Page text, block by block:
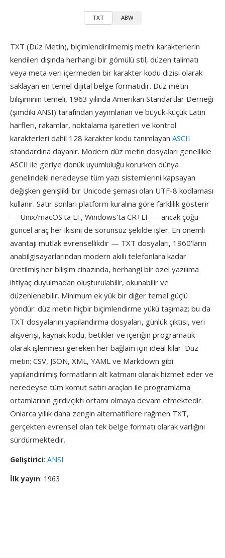
TXT ABW
TXT (Düz Metin), biçimlendirilmemiş metni karakterlerin
kendileri dışında herhangi bir gömülü stil, düzen talimatı
veya meta veri içermeden bir karakter kodu dizisi olarak
saklayan en temel dijital belge formatıdır. Düz metin
bilişiminin temeli, 1963 yılında Amerikan Standartlar Derneği
(şimdiki ANSI) tarafından yayımlanan ve büyük-küçük Latin
harfleri, rakamlar, noktalama işaretleri ve kontrol
karakterleri dahil 128 karakter kodu tanımlayan ASCII
standardına dayanır. Modern düz metin dosyaları genellikle
ASCII ile geriye dönük uyumluluğu korurken dünya
genelindeki neredeyse tüm yazı sistemlerini kapsayan
değişken genişlikli bir Unicode şeması olan UTF-8 kodlaması
kullanır. Satır sonları platform kuralına göre farklılık gösterir
— Unix/macOS'ta LF, Windows'ta CR+LF — ancak çoğu
güncel araç her ikisini de sorunsuz şekilde işler. En önemli
avantajı mutlak evrensellikdir — TXT dosyaları, 1960'ların
anabilgisayarlarından modern akıllı telefonlara kadar
üretilmiş her bilişim cihazında, herhangi bir özel yazılıma
ihtiyaç duyulmadan oluşturulabilir, okunabilir ve
düzenlenebilir. Minimum ek yük bir diğer temel güçlü
yöndür: düz metin hiçbir biçimlendirme yükü taşımaz; bu da
TXT dosyalarını yapılandırma dosyaları, günlük çıktısı, veri
alışverişi, kaynak kodu, betikler ve içeriğin programatik
olarak işlenmesi gereken her bağlam için ideal kılar. Düz
metin; CSV, JSON, XML, YAML ve Markdown gibi
yapılandırılmış formatların alt katmanı olarak hizmet eder ve
neredeyse tüm komut satırı araçları ile programlama
ortamlarının girdi/çıktı ortamı olmaya devam etmektedir.
Onlarca yıllık daha zengin alternatiflere rağmen TXT,
gerçekten evrensel olan tek belge formatı olarak varlığını
sürdürmektedir.
Geliştirici: ANSI
İlk yayın: 1963